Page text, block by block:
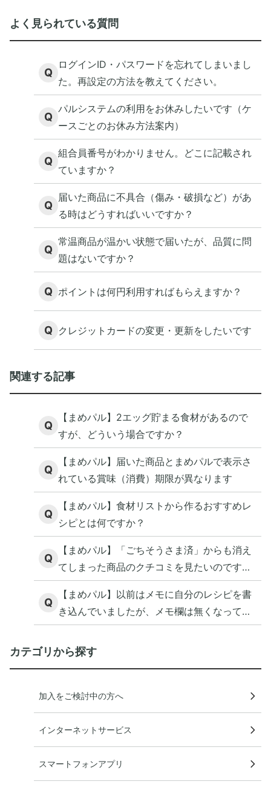
よく見られている質問
Q
ログインID・パスワードを忘れてしまいまし
た。再設定の方法を教えてください。
Q
パルシステムの利用をお休みしたいです（ケ
ースごとのお休み方法案内）
Q
組合員番号がわかりません。どこに記載され
ていますか？
Q
届いた商品に不具合（傷み・破損など）があ
る時はどうすればいいですか？
Q
常温商品が温かい状態で届いたが、品質に問
題はないですか？
Q ポイントは何円利用すればもらえますか？
Q クレジットカードの変更・更新をしたいです
関連する記事
Q
【まめパル】2エッグ貯まる食材があるので
すが、どういう場合ですか？
Q
【まめパル】届いた商品とまめパルで表示さ
れている賞味（消費）期限が異なります
Q
【まめパル】食材リストから作るおすすめレ
シピとは何ですか？
Q
【まめパル】「ごちそうさま済」からも消え
てしまった商品のクチコミを見たいのです
が。
Q
【まめパル】以前はメモに自分のレシピを書
き込んでいましたが、メモ欄は無くなってし
まったのでしょうか。
カテゴリから探す
加入をご検討中の方へ
インターネットサービス
スマートフォンアプリ